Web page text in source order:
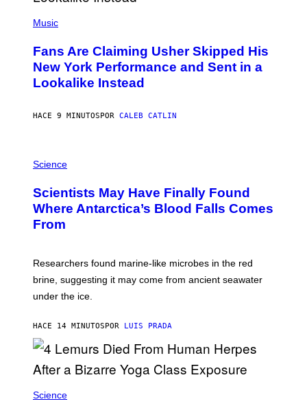
P
T
O
B
Y
S
M
I
N
/
E
Y
I
M
G
)
Music
Fans Are Claiming Usher Skipped His
New York Performance and Sent in a
Lookalike Instead
HACE 9 MINUTOS POR CALEB CATLIN
H
O
:
M
A
A
L
T
/
A
F
V
A
G
Science
Scientists May Have Finally Found
Where Antarctica’s Blood Falls Comes
From
Researchers found marine-like microbes in the red
brine, suggesting it may come from ancient seawater
under the ice.
HACE 14 MINUTOS POR LUIS PRADA
Science